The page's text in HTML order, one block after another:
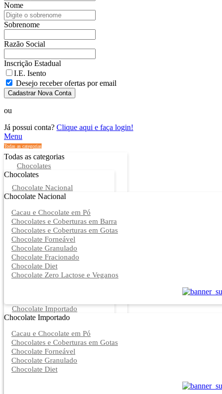
Nome
Sobrenome
Razão Social
Inscrição Estadual
I.E. Isento
Desejo receber ofertas por email
Cadastrar Nova Conta
ou
Já possui conta? Clique aqui e faça login!
Menu
Todas as categorias
Todas as categorias
Chocolates
Chocolates
Chocolate Nacional
Chocolate Nacional
Cacau e Chocolate em Pó
Chocolates e Coberturas em Barra
Chocolates e Coberturas em Gotas
Chocolate Forneável
Chocolate Granulado
Chocolate Fracionado
Chocolate Diet
Chocolate Zero Lactose e Veganos
Chocolate Importado
Chocolate Importado
Cacau e Chocolate em Pó
Chocolates e Coberturas em Gotas
Chocolate Forneável
Chocolate Granulado
Chocolate Diet